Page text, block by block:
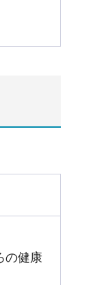
の健康